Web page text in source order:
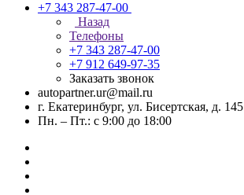
+7 343 287-47-00
Назад
Телефоны
+7 343 287-47-00
+7 912 649-97-35
Заказать звонок
autopartner.ur@mail.ru
г. Екатеринбург, ул. Бисертская, д. 145
Пн. – Пт.: с 9:00 до 18:00